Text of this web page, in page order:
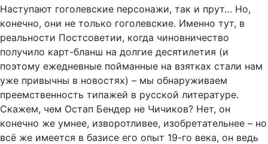
Наступают гоголевские персонажи, так и прут… Но,
конечно, они не только гоголевские. Именно тут, в
реальности Постсоветии, когда чиновничество
получило карт-бланш на долгие десятилетия (и
поэтому ежедневные пойманные на взятках стали нам
уже привычны в новостях) – мы обнаруживаем
преемственность типажей в русской литературе.
Скажем, чем Остап Бендер не Чичиков? Нет, он
конечно же умнее, изворотливее, изобретательнее – но
всё же имеется в базисе его опыт 19-го века, он ведь